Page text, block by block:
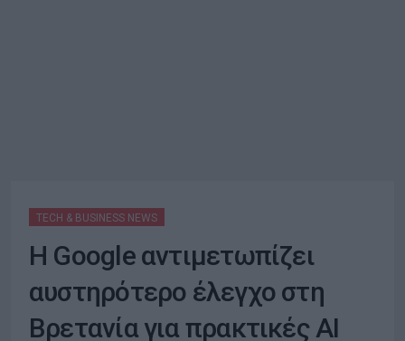
TECH & BUSINESS NEWS
Η Google αντιμετωπίζει
αυστηρότερο έλεγχο στη
Βρετανία για πρακτικές AI